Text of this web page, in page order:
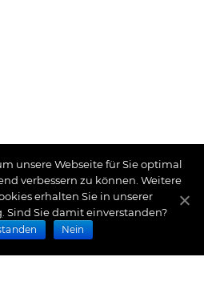
unsere Webseite für Sie optimal
verbessern zu können. Weitere
erhalten Sie in unserer
. Sind Sie damit einverstanden?
Nein